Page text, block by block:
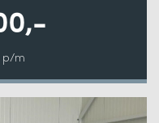
p/m